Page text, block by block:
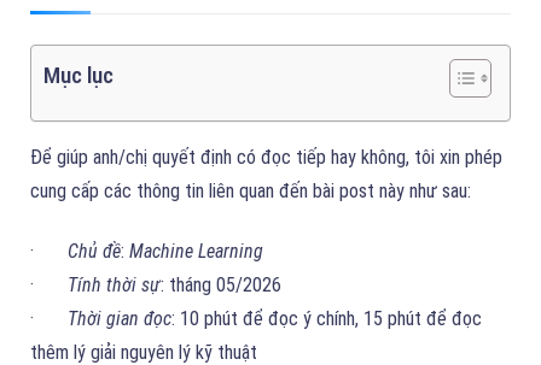
Mục lục
Để giúp anh/chị quyết định có đọc tiếp hay không, tôi xin phép
cung cấp các thông tin liên quan đến bài post này như sau:
· Chủ đề: Machine Learning
· Tính thời sự: tháng 05/2026
· Thời gian đọc: 10 phút để đọc ý chính, 15 phút để đọc
thêm lý giải nguyên lý kỹ thuật